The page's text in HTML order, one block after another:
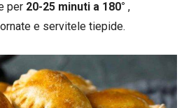
per 20-25 minuti a 180° ,
e servitele tiepide.